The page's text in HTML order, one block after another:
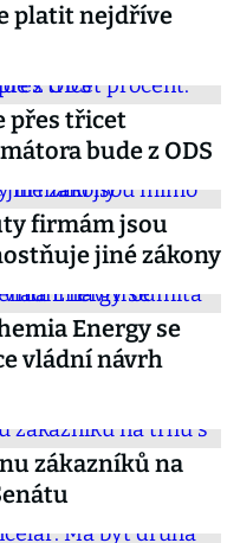
platit nejdříve
přes třicet
bude z ODS
firmám jsou
jiné zákony
Energy se
vládní návrh
zákazníků na